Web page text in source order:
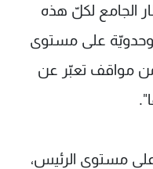
الجامع لكلّ هذه
على مستوى
مواقف تعبّر عن
مستوى الرئيس،